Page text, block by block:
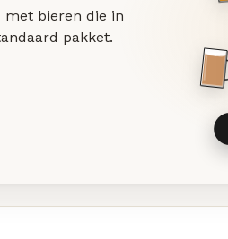
met bieren die in
pakket.